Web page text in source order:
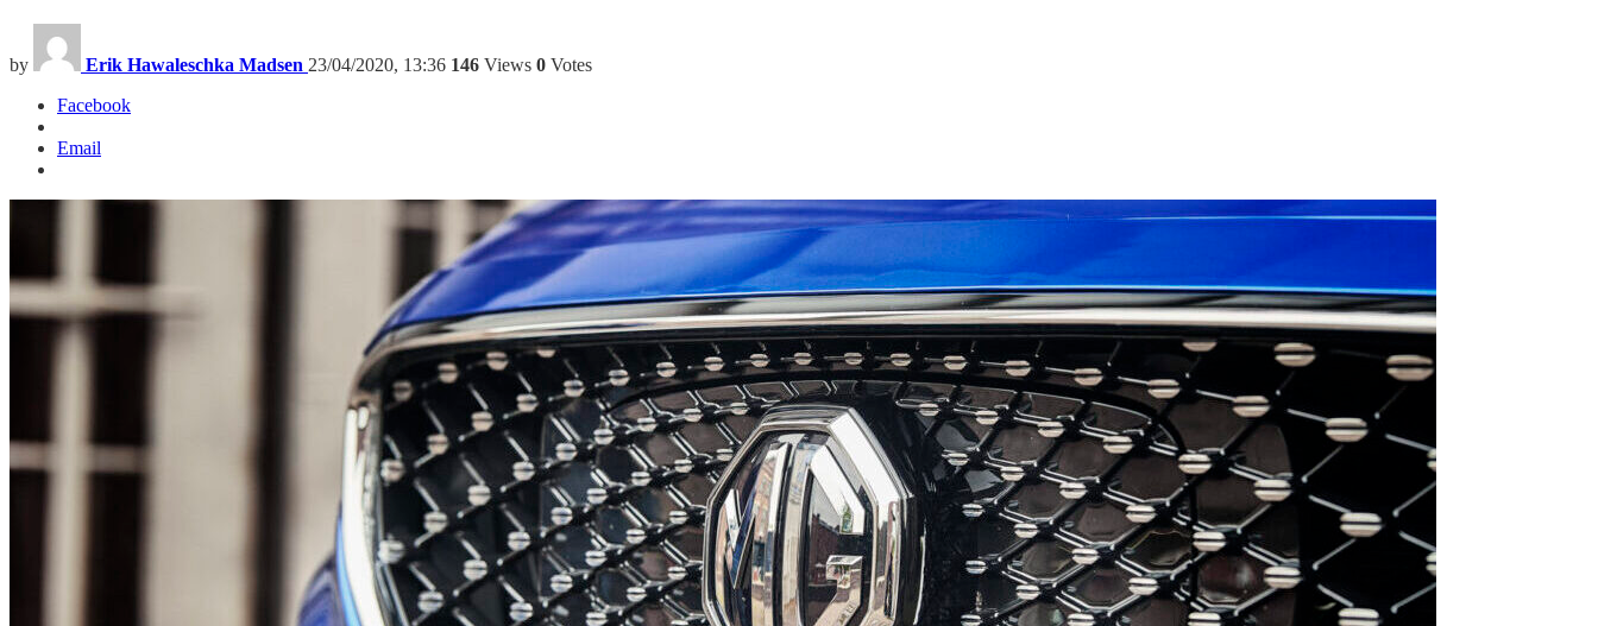
by Erik Hawaleschka Madsen 23/04/2020, 13:36 146 Views 0 Votes
Facebook
Email